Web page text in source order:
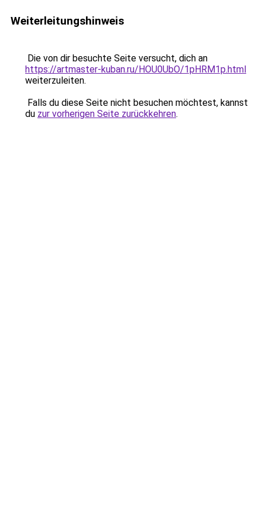
Weiterleitungshinweis
Die von dir besuchte Seite versucht, dich an
https://artmaster-kuban.ru/HOU0UbO/1pHRM1p.html
weiterzuleiten.
Falls du diese Seite nicht besuchen möchtest, kannst
du zur vorherigen Seite zurückkehren.